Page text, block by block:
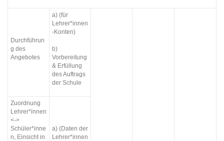
Durchführun
g des
Angebotes
a) (für
Lehrer*innen
-Konten)
b)
Vorbereitung
& Erfüllung
des Auftrags
der Schule
Zuordnung
Lehrer*innen
<->
Schüler*inne
n, Einsicht in
a) (Daten der
Lehrer*innen